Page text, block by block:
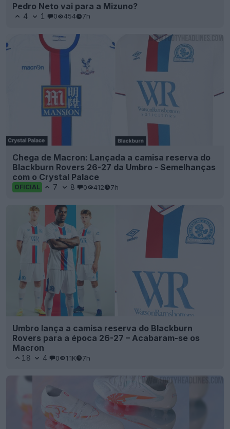
Pedro Neto vai para a Mizuno?
4 1 0 454 7h
Chega de Macron: Lançada a camisa reserva do
Blackburn Rovers 26-27 da Umbro - Semelhanças
com o Crystal Palace
OFICIAL 7 8 0 412 7h
Umbro lança a camisa reserva do Blackburn
Rovers para a época 26-27 – Acabaram-se os
Macron
18 4 0 1.1K 7h